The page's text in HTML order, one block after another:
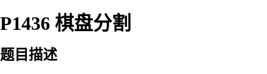
P1436 棋盘分割
题目描述